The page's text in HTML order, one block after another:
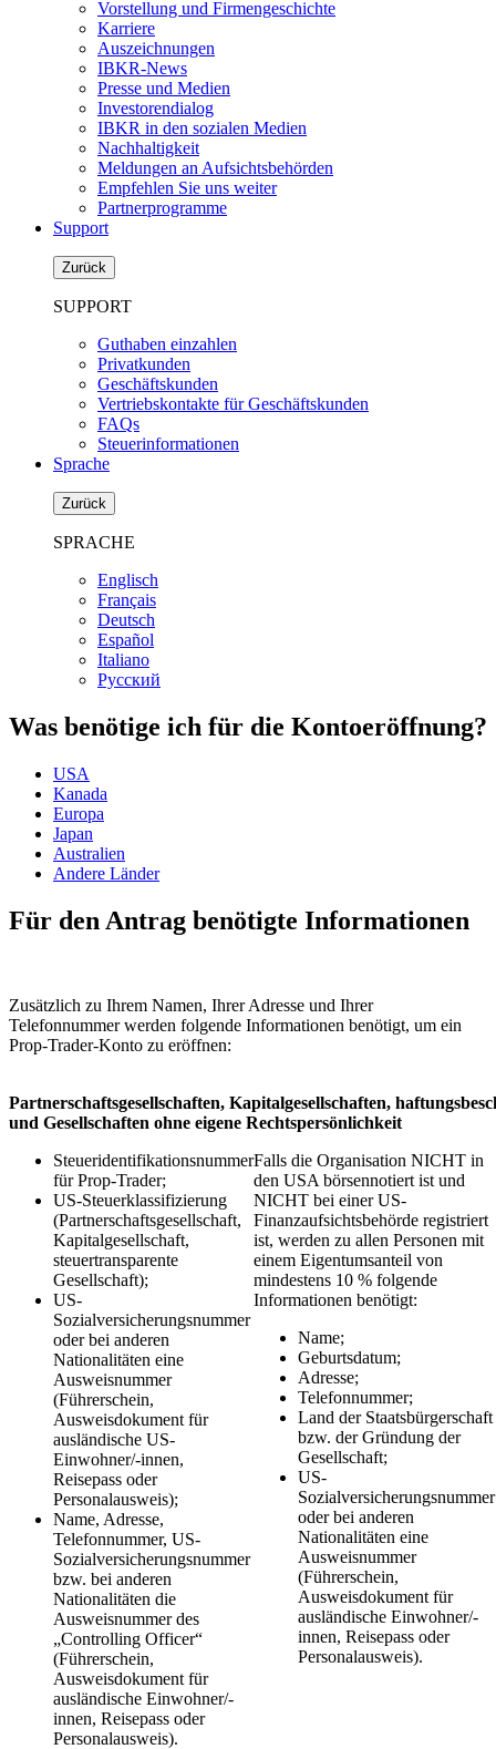
Vorstellung und Firmengeschichte
Karriere
Auszeichnungen
IBKR-News
Presse und Medien
Investorendialog
IBKR in den sozialen Medien
Nachhaltigkeit
Meldungen an Aufsichtsbehörden
Empfehlen Sie uns weiter
Partnerprogramme
Support
Zurück
SUPPORT
Guthaben einzahlen
Privatkunden
Geschäftskunden
Vertriebskontakte für Geschäftskunden
FAQs
Steuerinformationen
Sprache
Zurück
SPRACHE
Englisch
Français
Deutsch
Español
Italiano
Pусский
Was benötige ich für die Kontoeröffnung?
USA
Kanada
Europa
Japan
Australien
Andere Länder
Für den Antrag benötigte Informationen
Zusätzlich zu Ihrem Namen, Ihrer Adresse und Ihrer
Telefonnummer werden folgende Informationen benötigt, um ein
Prop-Trader-Konto zu eröffnen:
Partnerschaftsgesellschaften, Kapitalgesellschaften,
und Gesellschaften ohne eigene Rechtspersönlichkeit
Steueridentifikationsnummer
für Prop-Trader;
US-Steuerklassifizierung
(Partnerschaftsgesellschaft,
Kapitalgesellschaft,
steuertransparente
Gesellschaft);
US-
Sozialversicherungsnummer
oder bei anderen
Nationalitäten eine
Ausweisnummer
(Führerschein,
Ausweisdokument für
ausländische US-
Einwohner/-innen,
Reisepass oder
Personalausweis);
Name, Adresse,
Telefonnummer, US-
Sozialversicherungsnummer
bzw. bei anderen
Nationalitäten die
Ausweisnummer des
„Controlling Officer“
(Führerschein,
Ausweisdokument für
ausländische Einwohner/-
innen, Reisepass oder
Personalausweis).
Falls die Organisation NICHT in
den USA börsennotiert ist und
NICHT bei einer US-
Finanzaufsichtsbehörde registriert
ist, werden zu allen Personen mit
einem Eigentumsanteil von
mindestens 10 % folgende
Informationen benötigt:
Name;
Geburtsdatum;
Adresse;
Telefonnummer;
Land der Staatsbürgerschaft
bzw. der Gründung der
Gesellschaft;
US-
Sozialversicherungsnummer
oder bei anderen
Nationalitäten eine
Ausweisnummer
(Führerschein,
Ausweisdokument für
ausländische Einwohner/-
innen, Reisepass oder
Personalausweis).